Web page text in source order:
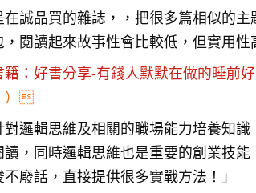
在誠品買的雜誌，，把很多篇相似的
閱讀起來故事性會比較低，但實用性
籍：好書分享-有錢人默默在做的睡前

對邏輯思維及相關的職場能力培養知
讀，同時邏輯思維也是重要的創業技能
不廢話，直接提供很多實戰方法！」